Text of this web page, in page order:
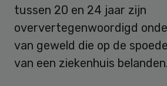
tussen 20 en 24 jaar zijn
oververtegenwoordigd
van geweld die op de
van een ziekenhuis belanden.